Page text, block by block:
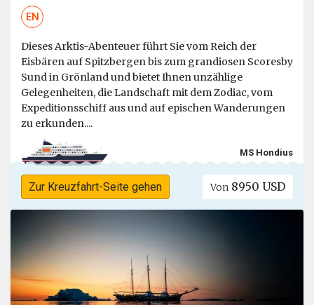
EN
Dieses Arktis-Abenteuer führt Sie vom Reich der
Eisbären auf Spitzbergen bis zum grandiosen Scoresby
Sund in Grönland und bietet Ihnen unzählige
Gelegenheiten, die Landschaft mit dem Zodiac, vom
Expeditionsschiff aus und auf epischen Wanderungen
zu erkunden....
MS Hondius
Zur Kreuzfahrt-Seite gehen Von 8950 USD